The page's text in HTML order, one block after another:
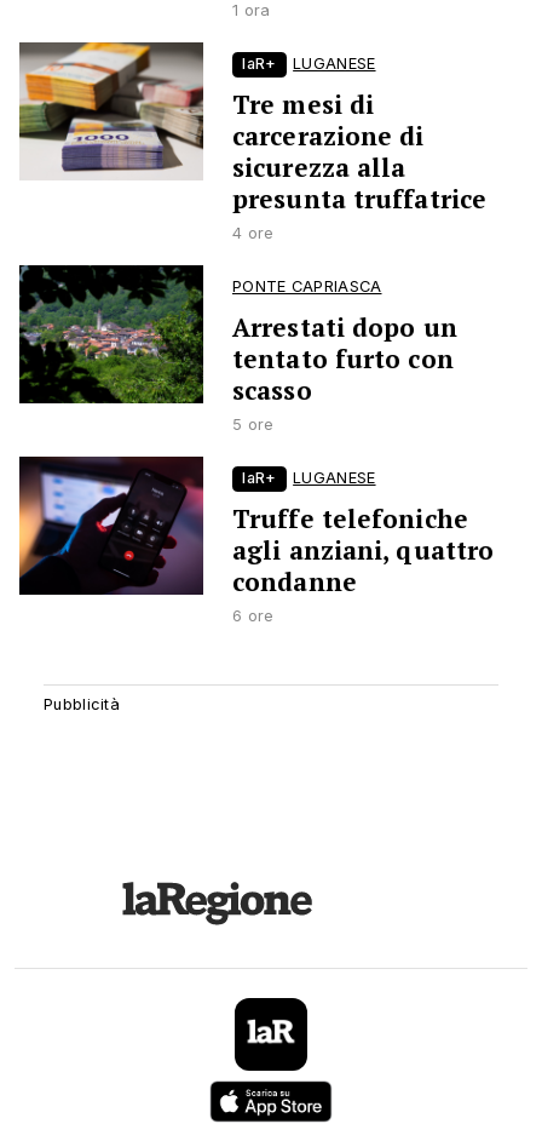
1 ora
laR+ LUGANESE
Tre mesi di
carcerazione di
sicurezza alla
presunta truffatrice
4 ore
PONTE CAPRIASCA
Arrestati dopo un
tentato furto con
scasso
5 ore
laR+ LUGANESE
Truffe telefoniche
agli anziani, quattro
condanne
6 ore